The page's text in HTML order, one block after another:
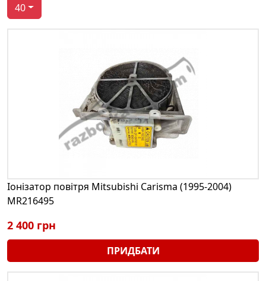
40
Іонізатор повітря Mitsubishi Carisma (1995-2004)
MR216495
2 400 грн
ПРИДБАТИ